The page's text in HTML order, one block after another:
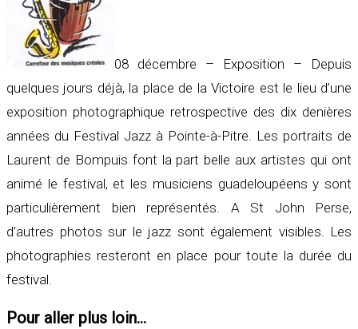
08 décembre – Exposition – Depuis
quelques jours déjà, la place de la Victoire est le lieu d’une
exposition photographique retrospective des dix denières
années du Festival Jazz à Pointe-à-Pitre. Les portraits de
Laurent de Bompuis font la part belle aux artistes qui ont
animé le festival, et les musiciens guadeloupéens y sont
particulièrement bien représentés. A St John Perse,
d’autres photos sur le jazz sont également visibles. Les
photographies resteront en place pour toute la durée du
festival.
Pour aller plus loin...